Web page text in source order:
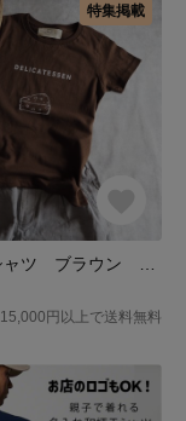
特集掲載
15,000円以上で送料無料